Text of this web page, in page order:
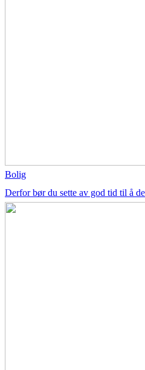
Bolig
Derfor bør du sette av god tid til å